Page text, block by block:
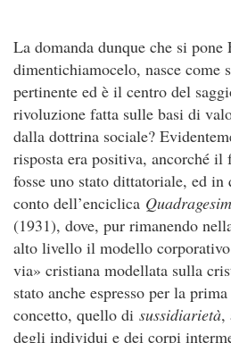
La domanda dunque che si pone
dimentichiamocelo, nasce
pertinente ed è il centro del
rivoluzione fatta sulle basi di
dalla dottrina sociale?
risposta era positiva, ancorché
fosse uno stato dittatoriale, ed in
conto dell’enciclica
(1931), dove, pur rimanendo
alto livello il modello
via» cristiana modellata sulla
stato anche espresso per la
concetto, quello di sussidiarietà,
degli individui e dei corpi